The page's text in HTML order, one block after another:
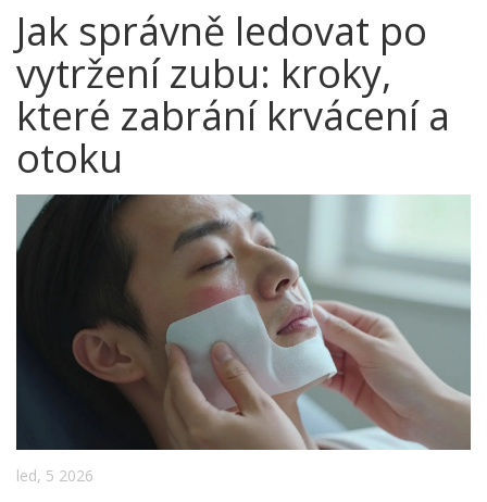
Jak správně ledovat po
vytržení zubu: kroky,
které zabrání krvácení a
otoku
led, 5 2026